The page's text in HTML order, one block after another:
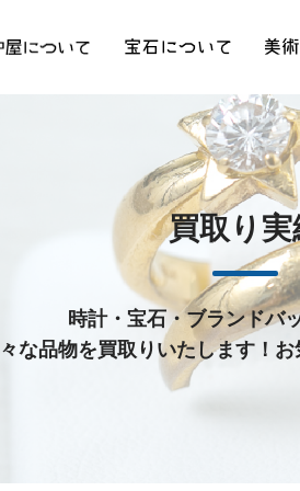
買取り実
時計・宝石・ブランドバ
な品物を買取りいたします！